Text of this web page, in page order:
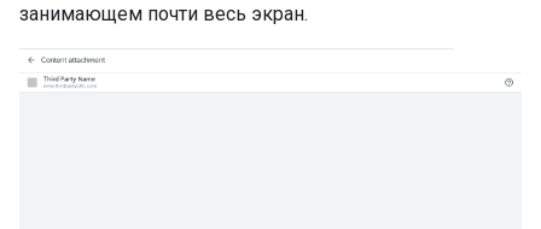
занимающем почти весь экран.